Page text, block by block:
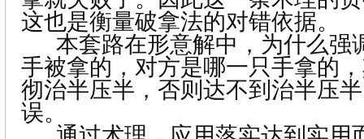
这也是衡量破拿法的对错依据。
本套路在形意解中，为什么强
手被拿的，对方是哪一只手拿的
彻治半压半，否则达不到治半压
误。